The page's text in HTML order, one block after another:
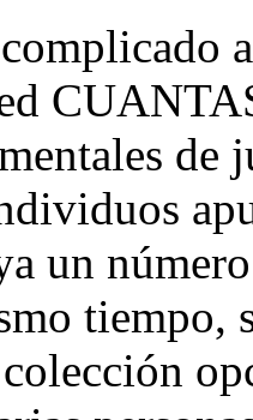
de
un
tiempo,